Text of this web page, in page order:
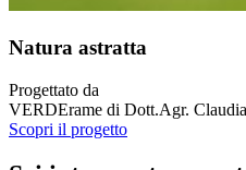
Natura astratta
Progettato da
VERDErame di Dott.Agr.
Scopri il progetto